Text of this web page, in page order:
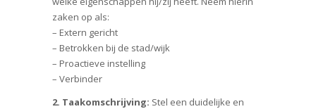
zaken op als:
– Extern gericht
– Betrokken bij de stad/wijk
– Proactieve instelling
– Verbinder
2. Taakomschrijving: Stel een duidelijke en